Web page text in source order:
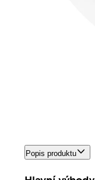
Popis produktu